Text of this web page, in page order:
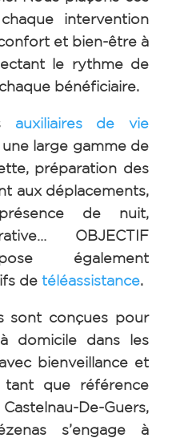
intervention
et bien-être à
le rythme de
bénéficiaire.
auxiliaires de vie
large gamme de
préparation des
aux déplacements,
de nuit,
OBJECTIF
également
detéléassistance.
sont conçues pour
domicile dans les
bienveillance et
tant que référence
De-Guers,
s’engage à